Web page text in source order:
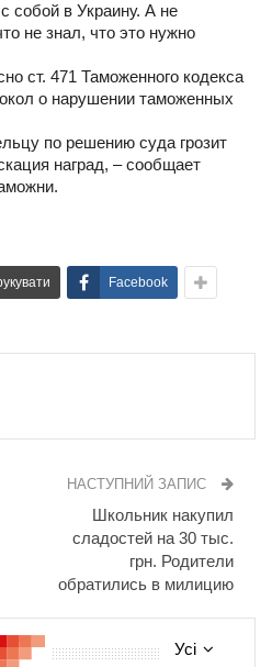
собой в Украину. А не
не знал, что это нужно
ст. 471 Таможенного кодекса
о нарушении таможенных
по решению суда грозит
наград, – сообщает
Facebook
НАСТУПНИЙ ЗАПИС
Школьник накупил
сладостей на 30 тыс.
грн. Родители
обратились в милицию
Усі